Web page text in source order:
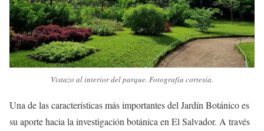
Vistazo al interior del parque. Fotografía cortesía.
Una de las características más importantes del Jardín Botánico es
su aporte hacia la investigación botánica en El Salvador. A través